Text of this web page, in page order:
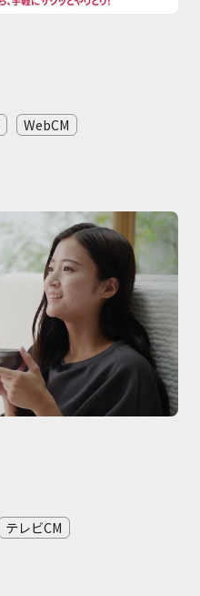
WebCM
テレビCM